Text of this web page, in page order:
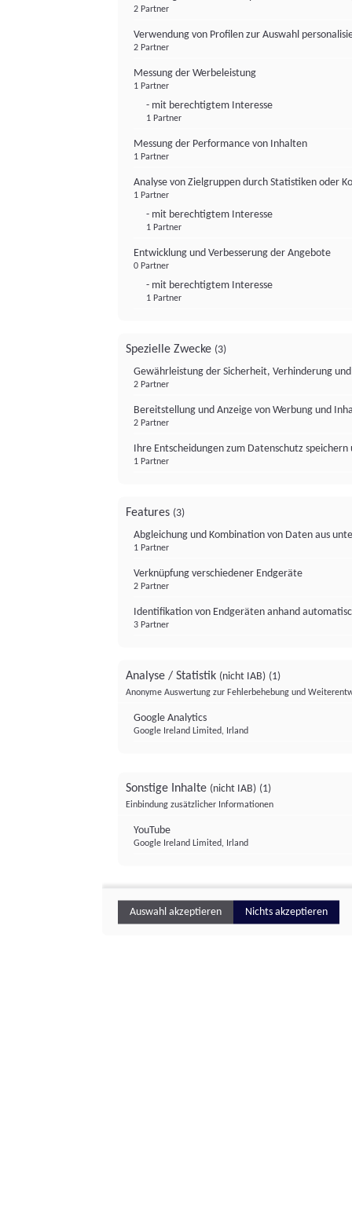
2 Partner
Verwendung von Profilen zur Auswahl
2 Partner
Messung der Werbeleistung
1 Partner
- mit berechtigtem Interesse
1 Partner
Messung der Performance von Inhalten
1 Partner
Analyse von Zielgruppen durch Statistiken oder
1 Partner
- mit berechtigtem Interesse
1 Partner
Entwicklung und Verbesserung der Angebote
0 Partner
- mit berechtigtem Interesse
1 Partner
Spezielle Zwecke (3)
Gewährleistung der Sicherheit, Verhinderung
2 Partner
Bereitstellung und Anzeige von Werbung und
2 Partner
Ihre Entscheidungen zum Datenschutz
1 Partner
Features (3)
Abgleichung und Kombination von Daten aus
1 Partner
Verknüpfung verschiedener Endgeräte
2 Partner
Identifikation von Endgeräten anhand
3 Partner
Analyse / Statistik (nicht IAB) (1)
Anonyme Auswertung zur Fehlerbehebung und
Google Analytics
Google Ireland Limited, Irland
Sonstige Inhalte (nicht IAB) (1)
Einbindung zusätzlicher Informationen
YouTube
Google Ireland Limited, Irland
Auswahl akzeptieren Nichts akzeptieren